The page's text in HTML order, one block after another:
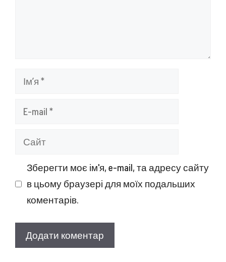
Ім’я
Сайт
Зберегти моє ім'я, e-mail, та адресу сайту
в цьому браузері для моїх подальших
коментарів.